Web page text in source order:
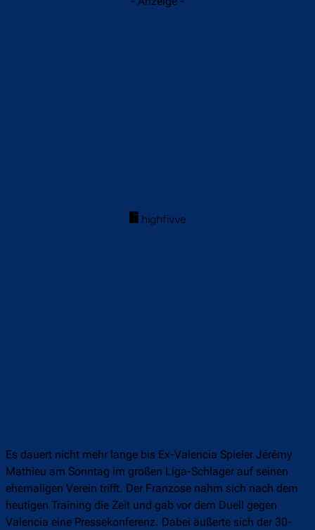
Es dauert nicht mehr lange bis Ex-Valencia Spieler Jérémy
Mathieu am Sonntag im großen Liga-Schlager auf seinen
ehemaligen Verein trifft. Der Franzose nahm sich nach dem
heutigen Training die Zeit und gab vor dem Duell gegen
Valencia eine Pressekonferenz. Dabei äußerte sich der 30-